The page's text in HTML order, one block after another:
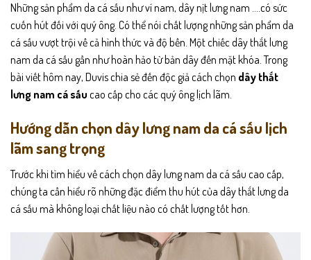
Những sản phẩm da cá sấu như ví nam, dây nịt lưng nam ….có sức
cuốn hút đối với quý ông. Có thể nói chất lượng những sản phẩm da
cá sấu vượt trội về cả hình thức và độ bền. Một chiếc dây thắt lưng
nam da cá sấu gần như hoàn hảo từ bản dây đến mặt khóa. Trong
bài viết hôm nay, Duvischia sẻ đến độc giả cách chọn dây thắt
lưng nam cá sấu cao cấp cho các quý ông lịch lãm.
Hướng dẫn chọn dây lưng nam da cá sấu lịch
lãm sang trọng
Trước khi tìm hiểu về cách chọn dây lưng nam da cá sấu cao cấp,
chúng ta cần hiểu rõ những đặc điểm thu hút của dây thắt lưng da
cá sấu mà không loại chất liệu nào có chất lượng tốt hơn.